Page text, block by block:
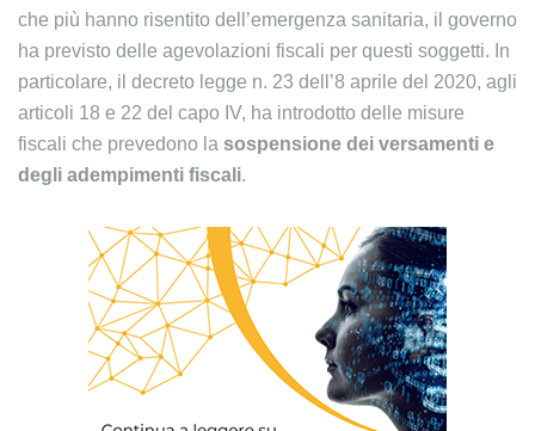
che più hanno risentito dell’emergenza sanitaria, il governo
ha previsto delle agevolazioni fiscali per questi soggetti. In
particolare, il decreto legge n. 23 dell’8 aprile del 2020, agli
articoli 18 e 22 del capo IV, ha introdotto delle misure
fiscali che prevedono la sospensione dei versamenti e
degli adempimenti fiscali.